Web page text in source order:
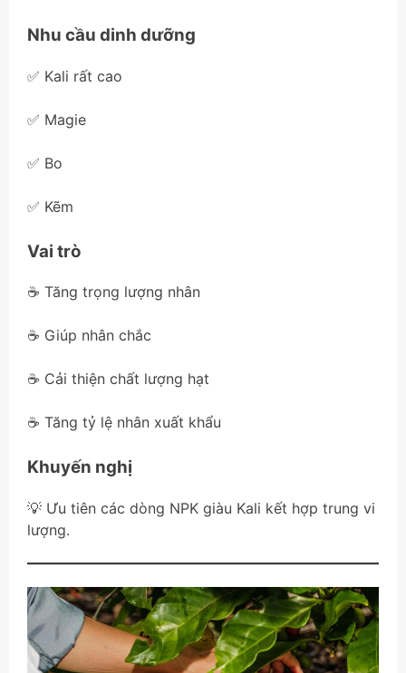
Nhu cầu dinh dưỡng
✅ Kali rất cao
✅ Magie
✅ Bo
✅ Kẽm
Vai trò
☕ Tăng trọng lượng nhân
☕ Giúp nhân chắc
☕ Cải thiện chất lượng hạt
☕ Tăng tỷ lệ nhân xuất khẩu
Khuyến nghị
💡 Ưu tiên các dòng NPK giàu Kali kết hợp trung vi
lượng.